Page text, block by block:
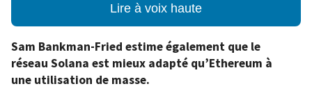
Lire à voix haute
Sam Bankman-Fried estime également que le
réseau Solana est mieux adapté qu’Ethereum à
une utilisation de masse.